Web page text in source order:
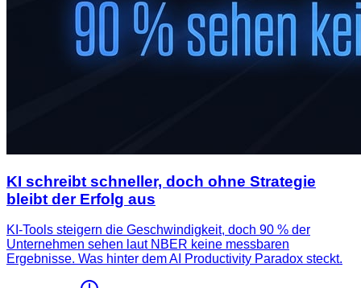
KI schreibt schneller, doch ohne Strategie
bleibt der Erfolg aus
KI-Tools steigern die Geschwindigkeit, doch 90 % der
Unternehmen sehen laut NBER keine messbaren
Ergebnisse. Was hinter dem AI Productivity Paradox steckt.